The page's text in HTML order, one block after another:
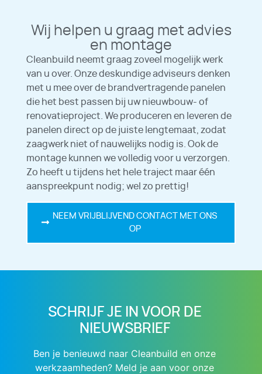
Wij helpen u graag met advies
en montage
Cleanbuild neemt graag zoveel mogelijk werk
van u over. Onze deskundige adviseurs denken
met u mee over de brandvertragende panelen
die het best passen bij uw nieuwbouw- of
renovatieproject. We produceren en leveren de
panelen direct op de juiste lengtemaat, zodat
zaagwerk niet of nauwelijks nodig is. Ook de
montage kunnen we volledig voor u verzorgen.
Zo heeft u tijdens het hele traject maar één
aanspreekpunt nodig; wel zo prettig!
NEEM VRIJBLIJVEND CONTACT MET ONS
OP
SCHRIJF JE IN VOOR DE
NIEUWSBRIEF
Ben je benieuwd naar Cleanbuild en onze
werkzaamheden? Meld je aan voor onze